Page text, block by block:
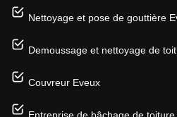
Nettoyage et pose de gouttière
Demoussage et nettoyage de
Couvreur Eveux
Entreprise de bâchage de